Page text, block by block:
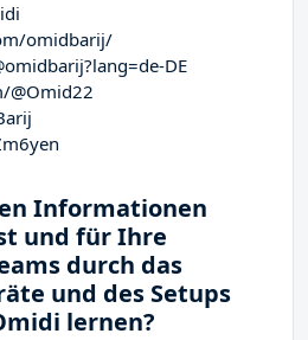
omidbarij/
DE
@Omid22
Informationen
und für Ihre
durch das
und des Setups
lernen?